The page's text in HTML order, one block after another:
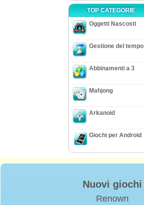
TOP CATEGORIE
Oggetti Nascosti
Gestione del tempo
Abbinamenti a 3
Mahjong
Arkanoid
Giochi per Android
Nuovi giochi
Renown